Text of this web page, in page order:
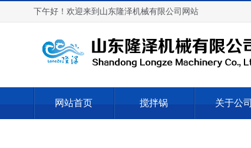
下午好！欢迎来到山东隆泽机械有限公司网站
网站首页 搅拌锅 关于公司